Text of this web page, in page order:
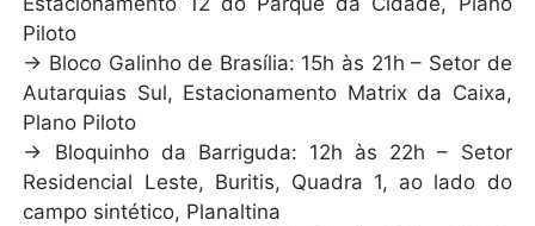
Piloto
→ Bloco Galinho de Brasília: 15h às 21h – Setor de
Autarquias Sul, Estacionamento Matrix da Caixa,
Plano Piloto
→ Bloquinho da Barriguda: 12h às 22h – Setor
Residencial Leste, Buritis, Quadra 1, ao lado do
campo sintético, Planaltina